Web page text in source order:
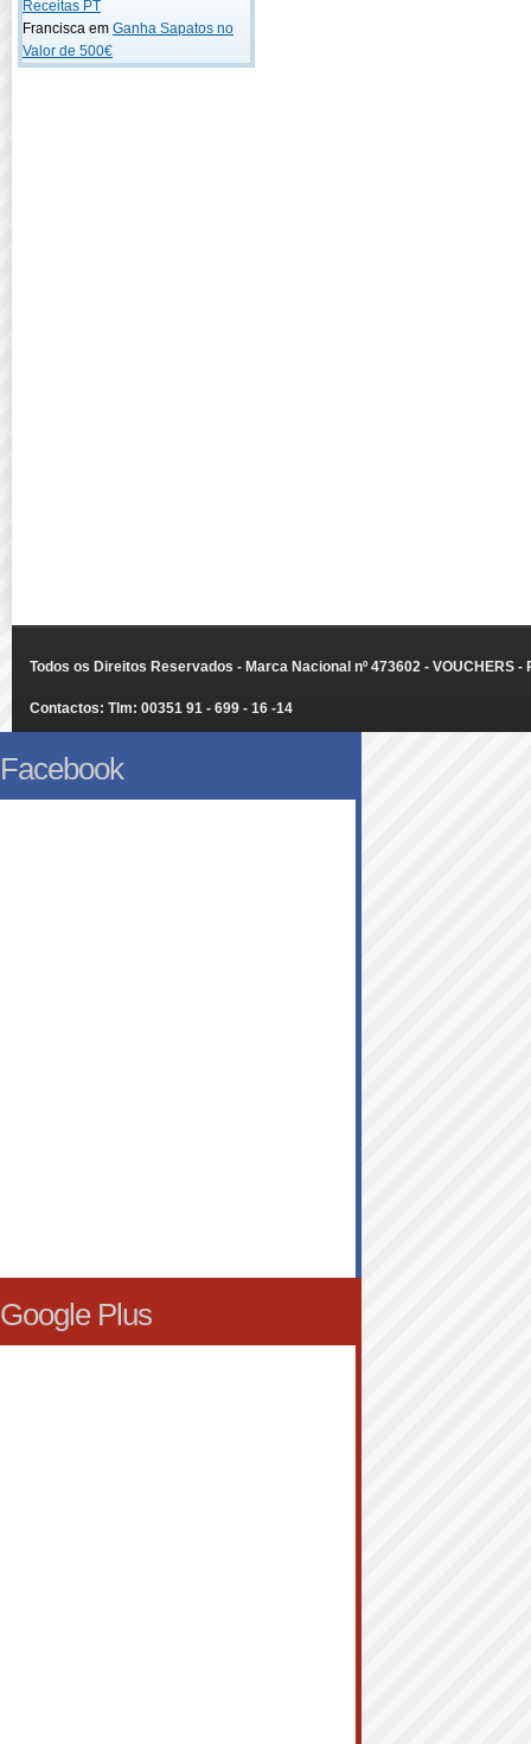
Receitas PT
Francisca em Ganha Sapatos no
Valor de 500€
Todos os Direitos Reservados - Marca Nacional nº 473602 - VOUCHERS
Contactos: Tlm: 00351 91 - 699 - 16 -14
Facebook
Google Plus